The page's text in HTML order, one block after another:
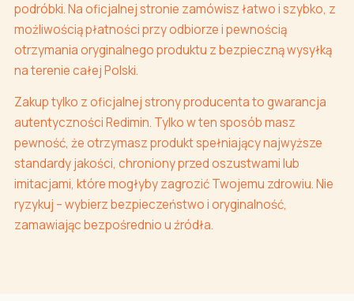
podróbki. Na oficjalnej stronie zamówisz łatwo i szybko, z
możliwością płatności przy odbiorze i pewnością
otrzymania oryginalnego produktu z bezpieczną wysyłką
na terenie całej Polski.
Zakup tylko z oficjalnej strony producenta to gwarancja
autentyczności Redimin. Tylko w ten sposób masz
pewność, że otrzymasz produkt spełniający najwyższe
standardy jakości, chroniony przed oszustwami lub
imitacjami, które mogłyby zagrozić Twojemu zdrowiu. Nie
ryzykuj – wybierz bezpieczeństwo i oryginalność,
zamawiając bezpośrednio u źródła.